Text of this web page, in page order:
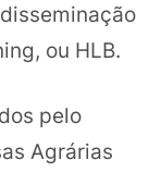
ou HLB.
pelo
Agrárias